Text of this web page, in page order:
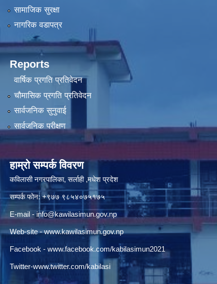
सामाजिक सुरक्षा
नागरिक वडापत्र
Reports
वार्षिक प्रगति प्रतिवेदन
चौमासिक प्रगति प्रतिवेदन
सार्वजनिक सुनुवाई
सार्वजनिक परीक्षण
हाम्रो सम्पर्क विवरण
कविलासी नगरपालिका, सर्लाही ,मधेश प्रदेश
सम्पर्क फोन: +९७७ ९८५४०७५१७५
E-mail -info@kawilasimun.gov.np
Web-site -www.kawilasimun.gov.np
Facebook - www.facebook.com/kabilasimun2021
Twitter-www.twitter.com/kabilasi